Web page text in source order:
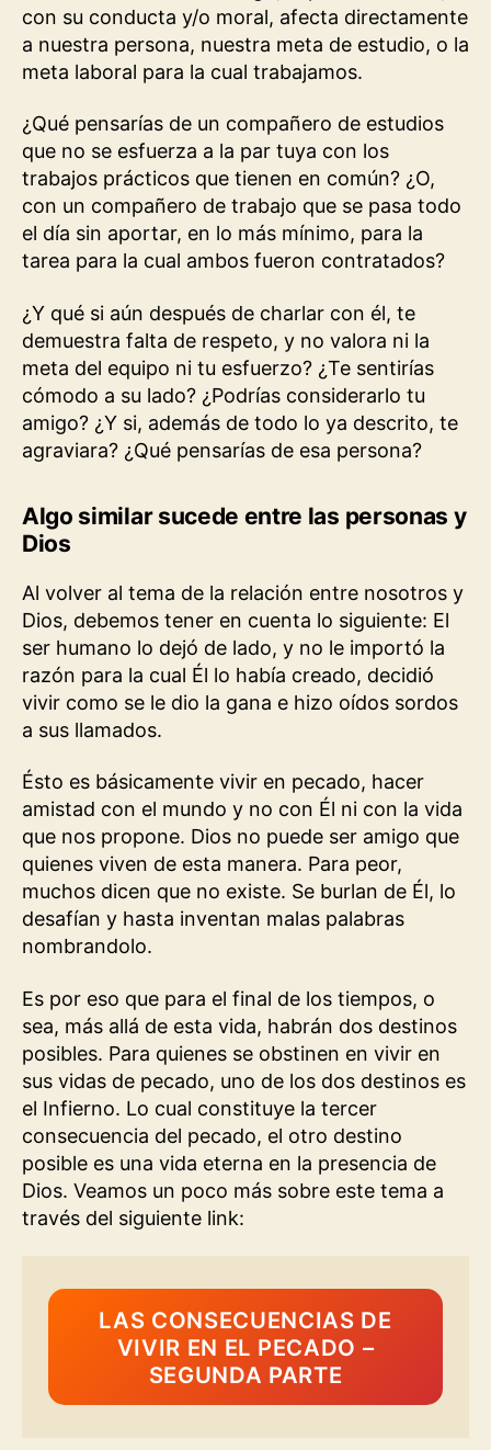
con su conducta y/o moral, afecta directamente
a nuestra persona, nuestra meta de estudio, o la
meta laboral para la cual trabajamos.
¿Qué pensarías de un compañero de estudios
que no se esfuerza a la par tuya con los
trabajos prácticos que tienen en común? ¿O,
con un compañero de trabajo que se pasa todo
el día sin aportar, en lo más mínimo, para la
tarea para la cual ambos fueron contratados?
¿Y qué si aún después de charlar con él, te
demuestra falta de respeto, y no valora ni la
meta del equipo ni tu esfuerzo? ¿Te sentirías
cómodo a su lado? ¿Podrías considerarlo tu
amigo? ¿Y si, además de todo lo ya descrito, te
agraviara? ¿Qué pensarías de esa persona?
Algo similar sucede entre las personas y
Dios
Al volver al tema de la relación entre nosotros y
Dios, debemos tener en cuenta lo siguiente: El
ser humano lo dejó de lado, y no le importó la
razón para la cual Él lo había creado, decidió
vivir como se le dio la gana e hizo oídos sordos
a sus llamados.
Ésto es básicamente vivir en pecado, hacer
amistad con el mundo y no con Él ni con la vida
que nos propone. Dios no puede ser amigo que
quienes viven de esta manera. Para peor,
muchos dicen que no existe. Se burlan de Él, lo
desafían y hasta inventan malas palabras
nombrandolo.
Es por eso que para el final de los tiempos, o
sea, más allá de esta vida, habrán dos destinos
posibles. Para quienes se obstinen en vivir en
sus vidas de pecado, uno de los dos destinos es
el Infierno. Lo cual constituye la tercer
consecuencia del pecado, el otro destino
posible es una vida eterna en la presencia de
Dios. Veamos un poco más sobre este tema a
través del siguiente link:
LAS CONSECUENCIAS DE
VIVIR EN EL PECADO –
SEGUNDA PARTE